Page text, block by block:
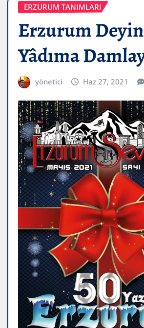
ERZURUM TANIMLARI
Erzurum
Yâdıma
yönetici Haz 27, 2021